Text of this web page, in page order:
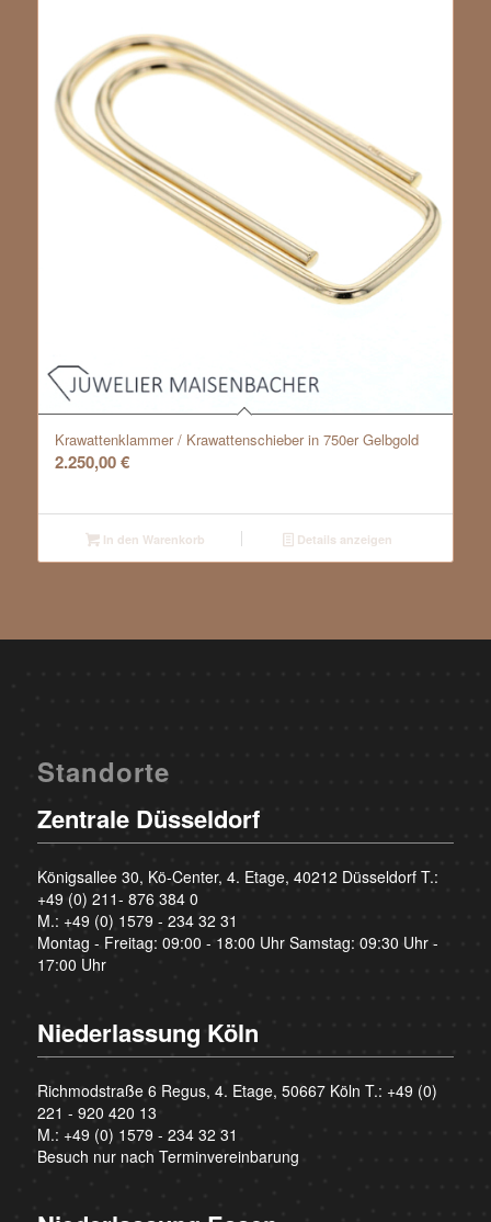
Krawattenklammer / Krawattenschieber in 750er Gelbgold
2.250,00€
In den Warenkorb Details anzeigen
Standorte
Zentrale Düsseldorf
Königsallee 30, Kö-Center, 4. Etage, 40212 Düsseldorf T.:
+49 (0) 211- 876 384 0
M.: +49 (0) 1579 - 234 32 31
Montag - Freitag: 09:00 - 18:00 Uhr Samstag: 09:30 Uhr -
17:00 Uhr
Niederlassung Köln
Richmodstraße 6 Regus, 4. Etage, 50667 Köln T.: +49 (0)
221 - 920 420 13
M.: +49 (0) 1579 - 234 32 31
Besuch nur nach Terminvereinbarung